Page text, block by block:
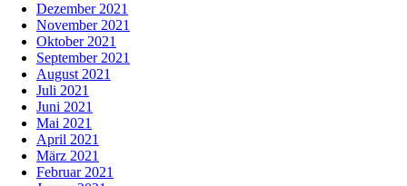
Dezember 2021
November 2021
Oktober 2021
September 2021
August 2021
Juli 2021
Juni 2021
Mai 2021
April 2021
März 2021
Februar 2021